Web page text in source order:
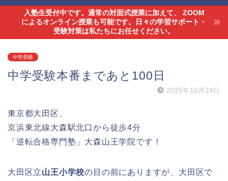
入塾生受付中です。通常の対面式授業に加えて、 ZOOM
によるオンライン授業も可能です。日々の学習サポート・
受験対策は私たちにお任せください。
中学受験
中学受験本番まであと100日
2025年10月24日
東京都大田区、
京浜東北線大森駅北口から徒歩4分
「逆転合格専門塾」大森山王学院です！
大田区立山王小学校の目の前にありますが、大田区で